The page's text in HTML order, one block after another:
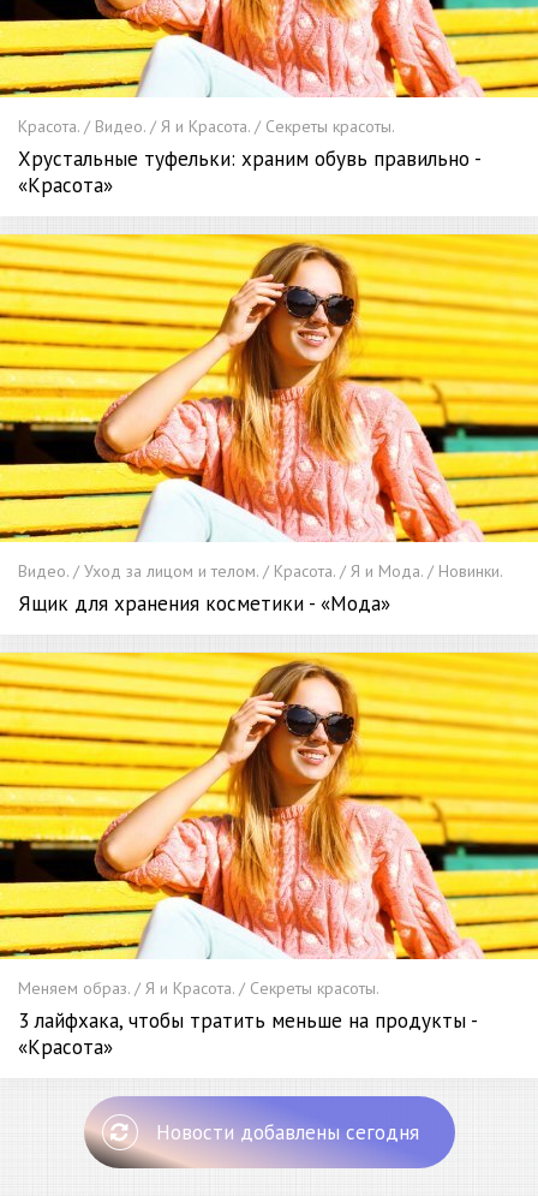
Красота. / Видео. / Я и Красота. / Секреты красоты.
Хрустальные туфельки: храним обувь правильно -
«Красота»
Видео. / Уход за лицом и телом. / Красота. / Я и Мода. / Новинки.
Ящик для хранения косметики - «Мода»
Меняем образ. / Я и Красота. / Секреты красоты.
3 лайфхака, чтобы тратить меньше на продукты -
«Красота»
Новости добавлены сегодня